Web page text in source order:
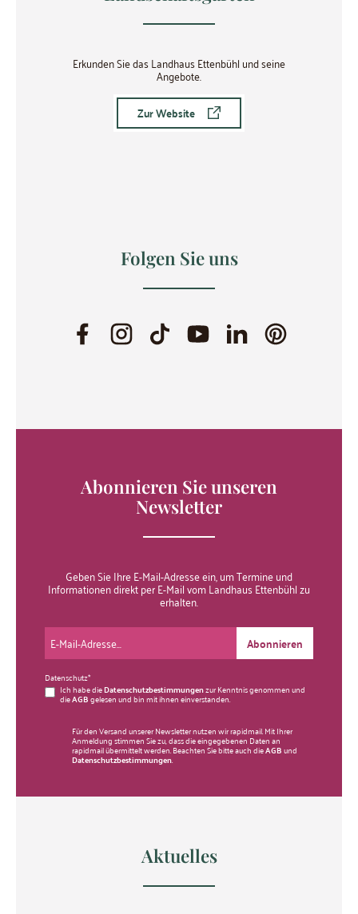
Erkunden Sie das Landhaus Ettenbühl und seine
Angebote.
Zur Website
Abonnieren Sie unseren
Newsletter
Geben Sie Ihre E-Mail-Adresse ein, um Termine und
Informationen direkt per E-Mail vom Landhaus Ettenbühl zu
erhalten.
Abonnieren
Datenschutz*
Ich habe dieDatenschutzbestimmungenzur Kenntnis genommen und
dieAGBgelesen und bin mit ihnen einverstanden.
Für den Versand unserer Newsletter nutzen wir rapidmail. Mit Ihrer
Anmeldung stimmen Sie zu, dass die eingegebenen Daten an
rapidmail übermittelt werden. Beachten Sie bitte auch dieAGBund
Datenschutzbestimmungen.
Aktuelles
Folgen Sie uns